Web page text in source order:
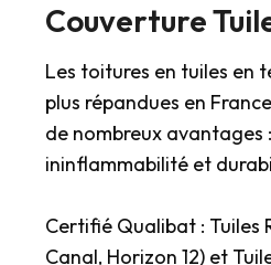
Couverture
Les toitures en tuiles en
plus répandues en
de nombreux avantages
ininflammabilité et
Certifié Qualibat : Tuiles
Canal, Horizon 12) et